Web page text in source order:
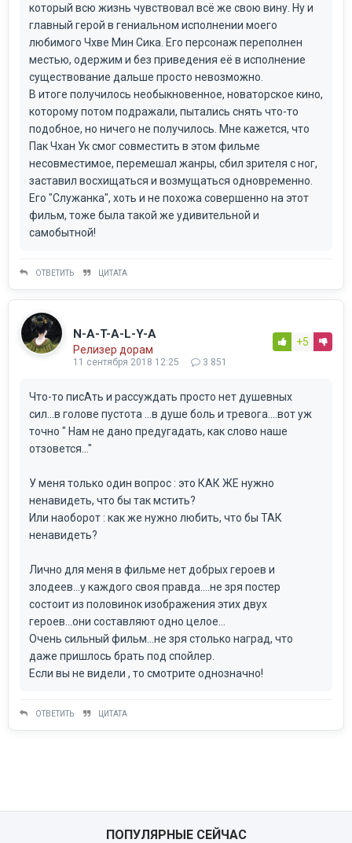
который всю жизнь чувствовал всё же свою вину. Ну и
главный герой в гениальном исполнении моего
любимого Чхве Мин Сика. Его персонаж переполнен
местью, одержим и без приведения её в исполнение
существование дальше просто невозможно.
В итоге получилось необыкновенное, новаторское кино,
которому потом подражали, пытались снять что-то
подобное, но ничего не получилось. Мне кажется, что
Пак Чхан Ук смог совместить в этом фильме
несовместимое, перемешал жанры, сбил зрителя с ног,
заставил восхищаться и возмущаться одновременно.
Его "Служанка", хоть и не похожа совершенно на этот
фильм, тоже была такой же удивительной и
самобытной!
ОТВЕТИТЬ ЦИТАТА
N-A-T-A-L-Y-A
Релизер дорам
11 сентября 2018 12:25 3 851
+5
Что-то писАть и рассуждать просто нет душевных
сил...в голове пустота ...в душе боль и тревога....вот уж
точно " Нам не дано предугадать, как слово наше
отзовется..."
У меня только один вопрос : это КАК ЖЕ нужно
ненавидеть, что бы так мстить?
Или наоборот : как же нужно любить, что бы ТАК
ненавидеть?
Лично для меня в фильме нет добрых героев и
злодеев...у каждого своя правда....не зря постер
состоит из половинок изображения этих двух
героев...они составляют одно целое...
Очень сильный фильм...не зря столько наград, что
даже пришлось брать под спойлер.
Если вы не видели , то смотрите однозначно!
ОТВЕТИТЬ ЦИТАТА
ПОПУЛЯРНЫЕ СЕЙЧАС